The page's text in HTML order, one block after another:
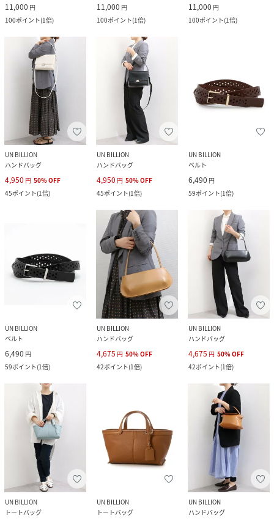
11,000 円
100ポイント(1倍)
11,000 円
100ポイント(1倍)
11,000 円
100ポイント(1倍)
UN BILLION
ハンドバッグ
4,950 円 50%OFF
45ポイント(1倍)
UN BILLION
ハンドバッグ
4,950 円 50%OFF
45ポイント(1倍)
UN BILLION
ベルト
6,490 円
59ポイント(1倍)
UN BILLION
ベルト
6,490 円
59ポイント(1倍)
UN BILLION
ハンドバッグ
4,675 円 50%OFF
42ポイント(1倍)
UN BILLION
ハンドバッグ
4,675 円 50%OFF
42ポイント(1倍)
UN BILLION
トートバッグ
UN BILLION
トートバッグ
UN BILLION
ハンドバッグ